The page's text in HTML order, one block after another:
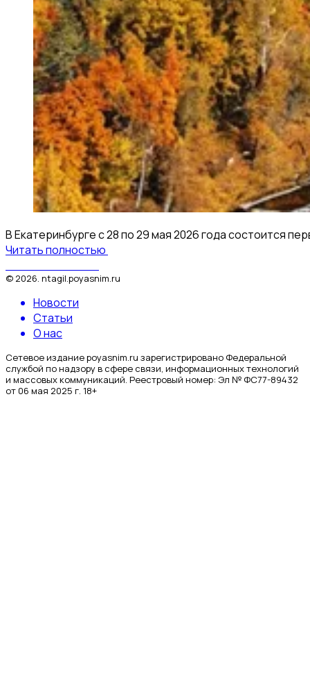
В Екатеринбурге с 28 по 29 мая 2026 года состоится
Читать полностью
© 2026 ntagil.poyasnim.ru
Новости
Статьи
О нас
Сетевое издание poyasnim.ru зарегистрировано Федеральной
службой по надзору в сфере связи, информационных технологий
и массовых коммуникаций. Реестровый номер: Эл № ФС77-89432
от 06 мая 2025 г. 18+